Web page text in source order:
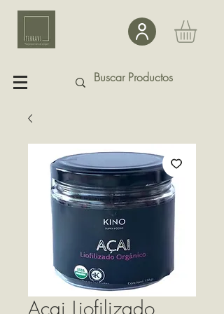
Acai Liofilizado